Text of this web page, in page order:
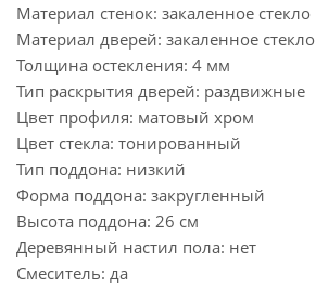
Материал стенок: закаленное стекло
Материал дверей: закаленное стекло
Толщина остекления: 4 мм
Тип раскрытия дверей: раздвижные
Цвет профиля: матовый хром
Цвет стекла: тонированный
Тип поддона: низкий
Форма поддона: закругленный
Высота поддона: 26 см
Деревянный настил пола: нет
Смеситель: да